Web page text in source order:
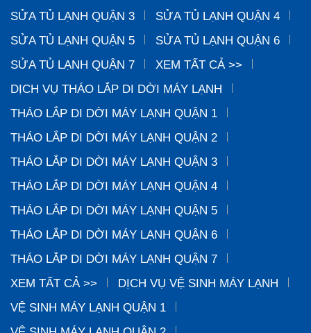
SỬA TỦ LẠNH QUẬN 3
SỬA TỦ LẠNH QUẬN 4
SỬA TỦ LẠNH QUẬN 5
SỬA TỦ LẠNH QUẬN 6
SỬA TỦ LẠNH QUẬN 7
XEM TẤT CẢ >>
DỊCH VỤ THÁO LẮP DI DỜI MÁY LẠNH
THÁO LẮP DI DỜI MÁY LẠNH QUẬN 1
THÁO LẮP DI DỜI MÁY LẠNH QUẬN 2
THÁO LẮP DI DỜI MÁY LẠNH QUẬN 3
THÁO LẮP DI DỜI MÁY LẠNH QUẬN 4
THÁO LẮP DI DỜI MÁY LẠNH QUẬN 5
THÁO LẮP DI DỜI MÁY LẠNH QUẬN 6
THÁO LẮP DI DỜI MÁY LẠNH QUẬN 7
XEM TẤT CẢ >>
DỊCH VỤ VỆ SINH MÁY LẠNH
VỆ SINH MÁY LẠNH QUẬN 1